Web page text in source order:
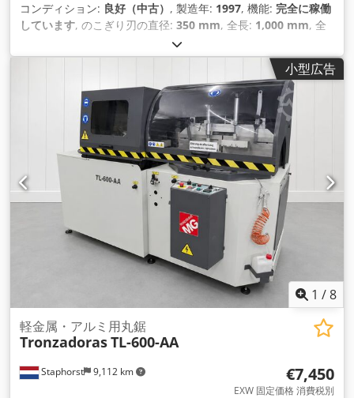
コンディション: 良好（中古） , 製造年: 1997, 機能: 完全に稼働
しています, のこぎり刃の直径: 350 mm, 全長: 1,000 mm, 全
1,550 mm, 90°での丸鋼切断範囲:
mm, 総重量:620 kg（キログラム）, のこ刃の回転速度:2,800
, 半自動ALU丸のこ、鋸刃
Ø 350 mm、切断能力Ø 約125 mm、モーター3.7/4.5 KW、2
段変速1420/2880 rpm、垂直クランプ、両側30°、45°、60°
90°ストップ、鋸刃、寸法100x115x155 cm、約600 kg
Dcedpfetqfvyex Ah Hsk
小型広告
1 /8
Staphorst 9,112 km
軽金属・アルミ用丸鋸
TronzadorasTL-600-AA
€7,450
EXW 固定価格 消費税別